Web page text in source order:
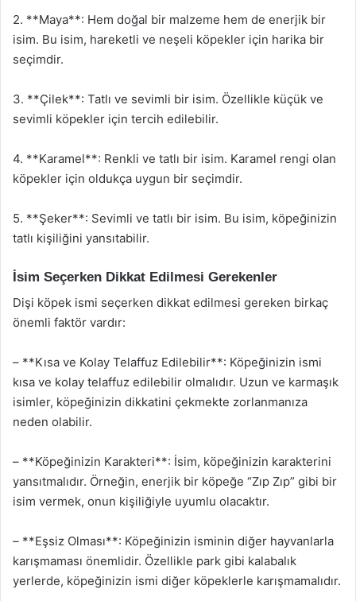
2. **Maya**: Hem doğal bir malzeme hem de enerjik bir
isim. Bu isim, hareketli ve neşeli köpekler için harika bir
seçimdir.
3. **Çilek**: Tatlı ve sevimli bir isim. Özellikle küçük ve
sevimli köpekler için tercih edilebilir.
4. **Karamel**: Renkli ve tatlı bir isim. Karamel rengi olan
köpekler için oldukça uygun bir seçimdir.
5. **Şeker**: Sevimli ve tatlı bir isim. Bu isim, köpeğinizin
tatlı kişiliğini yansıtabilir.
İsim Seçerken Dikkat Edilmesi Gerekenler
Dişi köpek ismi seçerken dikkat edilmesi gereken birkaç
önemli faktör vardır:
– **Kısa ve Kolay Telaffuz Edilebilir**: Köpeğinizin ismi
kısa ve kolay telaffuz edilebilir olmalıdır. Uzun ve karmaşık
isimler, köpeğinizin dikkatini çekmekte zorlanmanıza
neden olabilir.
– **Köpeğinizin Karakteri**: İsim, köpeğinizin karakterini
yansıtmalıdır. Örneğin, enerjik bir köpeğe “Zıp Zıp” gibi bir
isim vermek, onun kişiliğiyle uyumlu olacaktır.
– **Eşsiz Olması**: Köpeğinizin isminin diğer hayvanlarla
karışmaması önemlidir. Özellikle park gibi kalabalık
yerlerde, köpeğinizin ismi diğer köpeklerle karışmamalıdır.